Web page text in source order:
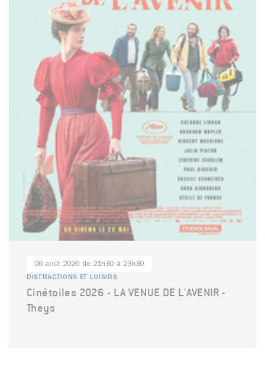
Cinétoiles 2026 - LA VENUE DE L'AVENIR -
Theys
DISTRACTIONS ET LOISIRS
06 août 2026 de 21h30 à 23h30